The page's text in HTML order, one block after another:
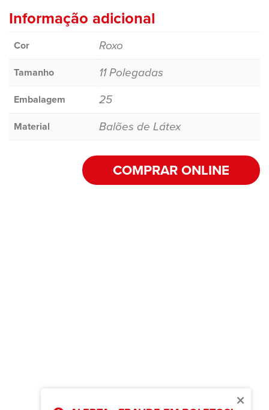
×
Informação adicional
Cor Roxo
Tamanho 11 Polegadas
Embalagem 25
Material Balões de Látex
COMPRAR ONLINE